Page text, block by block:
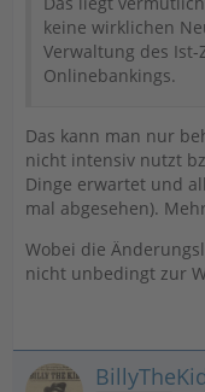
keine wirklichen
Verwaltung des Ist-
Onlinebankings.
Das kann man nur
nicht intensiv nutzt
Dinge erwartet und
mal abgesehen).
Wobei die
nicht unbedingt zur